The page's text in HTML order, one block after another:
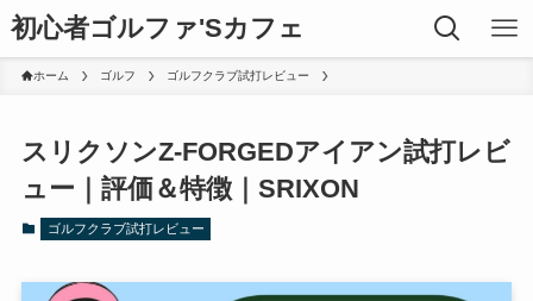
初心者ゴルファ'Sカフェ
ホーム ゴルフ ゴルフクラブ試打レビュー
スリクソンZ-FORGEDアイアン試打レビ
ュー｜評価＆特徴｜SRIXON
ゴルフクラブ試打レビュー